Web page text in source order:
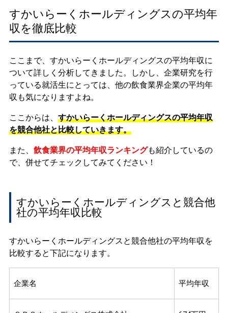
すかいらーくホールディングスの平均年
収を徹底比較
ここまで、すかいらーくホールディングスの平均年収に
ついて詳しく分析してきました。しかし、企業研究を行
っている就活生にとっては、他の飲食業界企業の平均年
収も気になりますよね。
ここからは、 すかいらーくホールディングスの平均年収
を競合他社と比較していきます。
また、 飲食業界の平均年収ランキングも紹介しているの
で、併せてチェックしてみてください！
すかいらーくホールディングスと競合他
社の平均年収比較
すかいらーくホールディングスと競合他社の平均年収を
比較すると下記になります。
企業名 平均年収